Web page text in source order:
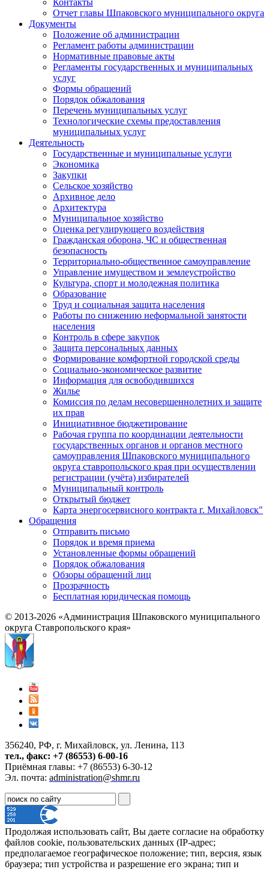
Отчет главы Шпаковского муниципального округа
Документы
Положение об администрации
Регламент работы администрации
Нормативные правовые акты
Регламенты государственных и муниципальных
услуг
Формы обращений
Порядок обжалования
Перечень муниципальных услуг
Технологические схемы предоставления
муниципальных услуг
Деятельность
Государственные и муниципальные услуги
Экономика
Закупки
Сельское хозяйство
Архивное дело
Архитектура
Муниципальное хозяйство
Оценка регулирующего воздействия
Гражданская оборона, ЧС и общественная
безопасность
Территориально-общественное самоуправление
Управление имуществом и землеустройство
Культура, спорт и молодежная политика
Образование
Труд и социальная защита населения
Работы по снижению неформальной занятости
населения
Контроль в сфере закупок
Защита персональных данных
Формирование комфортной городской среды
Социально-экономическое развитие
Информация для освободившихся
Жилье
Комиссия по делам несовершеннолетних и защите
их прав
Инициативное бюджетирование
Рабочая группа по координации деятельности
государственных органов и органов местного
самоуправления Шпаковского муниципального
округа ставропольского края при осуществлении
регистрации (учёта) избирателей
Муниципальный контроль
Открытый бюджет
Карта энергосервисного контракта г. Михайловск"
Обращения
Отправить письмо
Порядок и время приема
Установленные формы обращений
Порядок обжалования
Обзоры обращений лиц
Прозрачность
Бесплатная юридическая помощь
© 2013-2026 «Администрация Шпаковского муниципального
округа Ставропольского края»
356240, РФ, г. Михайловск, ул. Ленина, 113
тел., факс: +7 (86553) 6-00-16
Приёмная главы: +7 (86553) 6-30-12
Эл. почта: administration@shmr.ru
Продолжая использовать сайт, Вы даете согласие на обработку
файлов cookie, пользовательских данных (IP-адрес;
предполагаемое географическое положение; тип, версия, язык
браузера; тип устройства и разрешение его экрана; тип и